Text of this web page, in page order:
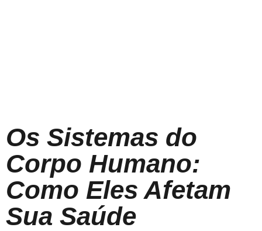
Os Sistemas do
Corpo Humano:
Como Eles Afetam
Sua Saúde